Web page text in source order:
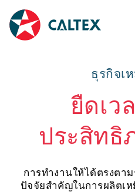
ธุรกิจเ
ยืดเว
ประสิทธิ
การทำงานให้ได้ตรงตา
ปัจจัยสำคัญในการผลิตเ